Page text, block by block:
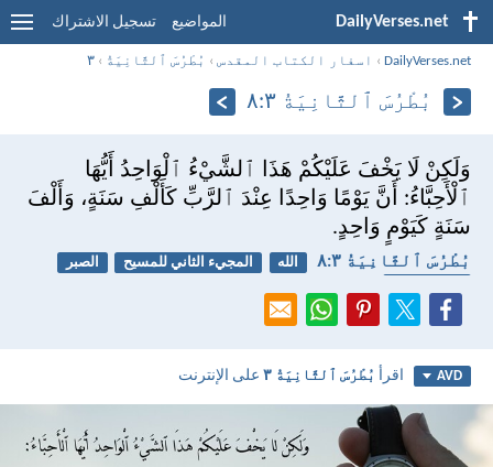
DailyVerses.net المواضيع تسجيل الاشتراك
DailyVerses.net
› اسفار الكتاب المقدس › بُطْرُسَ ٱلثَّانِيَةُ ›٣
بُطْرُسَ ٱلثَّانِيَةُ ٣:‏٨
وَلَكِنْ لَا يَخْفَ عَلَيْكُمْ هَذَا ٱلشَّيْءُ ٱلْوَاحِدُ أَيُّهَا
ٱلْأَحِبَّاءُ: أَنَّ يَوْمًا وَاحِدًا عِنْدَ ٱلرَّبِّ كَأَلْفِ سَنَةٍ، وَأَلْفَ
سَنَةٍ كَيَوْمٍ وَاحِدٍ.
بُطْرُسَ ٱلثَّانِيَةُ ٣:‏٨ الله المجيء الثاني للمسيح
الصبر
AVD اقرأ بُطْرُسَ ٱلثَّانِيَةُ ٣ على الإنترنت